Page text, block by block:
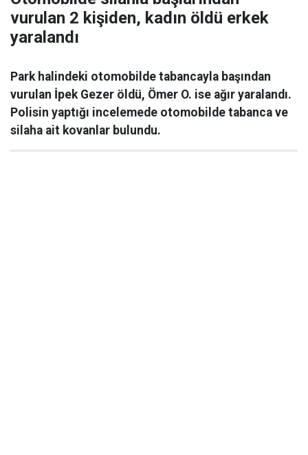
vurulan 2 kişiden, kadın öldü erkek
yaralandı
Park halindeki otomobilde tabancayla başından
vurulan İpek Gezer öldü, Ömer O. ise ağır yaralandı.
Polisin yaptığı incelemede otomobilde tabanca ve
silaha ait kovanlar bulundu.